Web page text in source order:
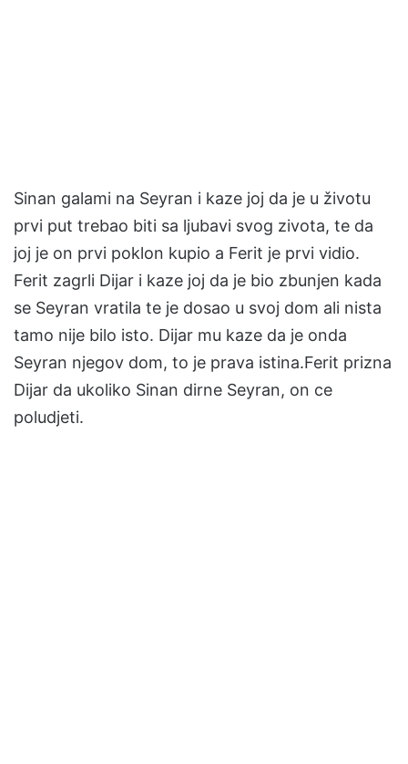
Sinan galami na Seyran i kaze joj da je u životu
prvi put trebao biti sa ljubavi svog zivota, te da
joj je on prvi poklon kupio a Ferit je prvi vidio.
Ferit zagrli Dijar i kaze joj da je bio zbunjen kada
se Seyran vratila te je dosao u svoj dom ali nista
tamo nije bilo isto. Dijar mu kaze da je onda
Seyran njegov dom, to je prava istina.Ferit prizna
Dijar da ukoliko Sinan dirne Seyran, on ce
poludjeti.